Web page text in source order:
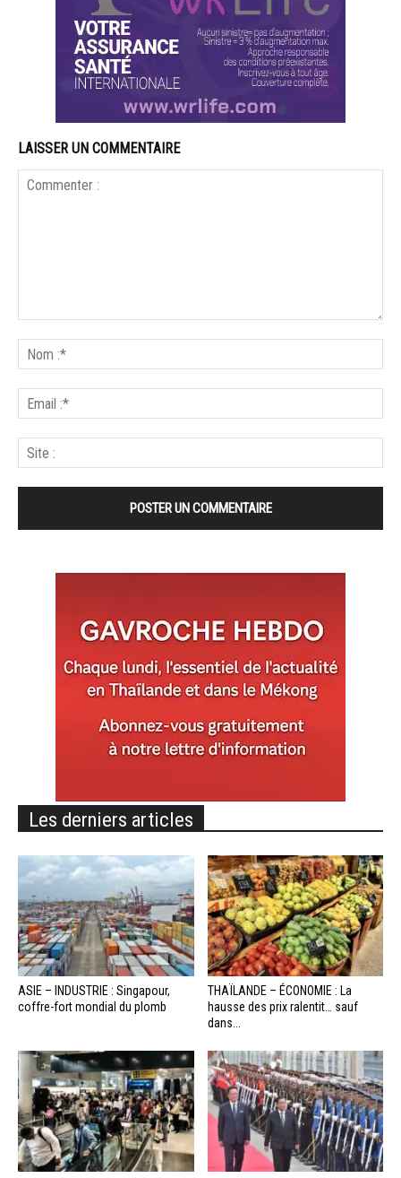
LAISSER UN COMMENTAIRE
Les derniers articles
ASIE – INDUSTRIE : Singapour,
coffre-fort mondial du plomb
THAÏLANDE – ÉCONOMIE : La
hausse des prix ralentit… sauf
dans...